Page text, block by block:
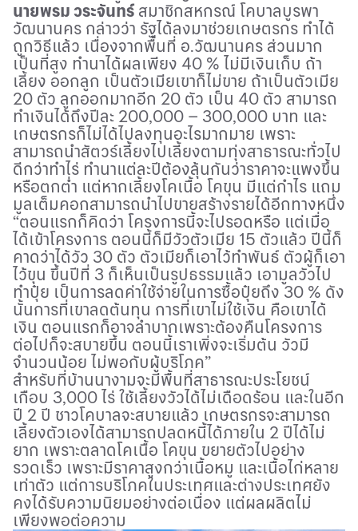
นายพรม วระจันทร์ สมาชิกสหกรณ์ โคบาลบูรพา
วัฒนานคร กล่าวว่า รัฐได้ลงมาช่วยเกษตรกร ทำได้
ถูกวิธีแล้ว เนื่องจากพื้นที่ อ.วัฒนานคร ส่วนมาก
เป็นที่สูง ทำนาได้ผลเพียง 40 % ไม่มีเงินเก็บ ถ้า
เลี้ยง ออกลูก เป็นตัวเมียเขาก็ไม่ขาย ถ้าเป็นตัวเมีย
20 ตัว ลูกออกมากอีก 20 ตัว เป็น 40 ตัว สามารถ
ทำเงินได้ถึงปีละ 200,000 – 300,000 บาท และ
เกษตรกรก็ไม่ได้ไปลงทุนอะไรมากมาย เพราะ
สามารถนำสัตวร์เลี้ยงไปเลี้ยงตามทุ่งสาธารณะทั่วไป
ดีกว่าทำไร่ ทำนาแต่ละปีต้องลุ้นกันว่าราคาจะแพงขึ้น
หรือตกต่ำ แต่หากเลี้ยงโคเนื้อ โคขุน มีแต่กำไร แถม
มูลเต็มคอกสามารถนำไปขายสร้างรายได้อีกทางหนึ่ง
“ตอนแรกก็คิดว่า โครงการนี้จะไปรอดหรือ แต่เมื่อ
ได้เข้าโครงการ ตอนนี้ก็มีวัวตัวเมีย 15 ตัวแล้ว ปีนี้ก็
คาดว่าได้วัว 30 ตัว ตัวเมียก็เอาไว้ทำพันธ์ ตัวผู้ก็เอา
ไว้ขุน ขึ้นปีที่ 3 ก็เห็นเป็นรูปธรรมแล้ว เอามูลวัวไป
ทำปุ๋ย เป็นการลดค่าใช้จ่ายในการซื้อปุ๋ยถึง 30 % ดัง
นั้นการที่เขาลดต้นทุน การที่เขาไม่ใช้เงิน คือเขาได้
เงิน ตอนแรกก็อาจลำบากเพราะต้องคืนโครงการ
ต่อไปก็จะสบายขึ้น ตอนนี้เราเพิ่งจะเริ่มต้น วัวมี
จำนวนน้อย ไม่พอกับผู้บริโภค”
สำหรับที่บ้านนางามจะมีพื้นที่สาธารณะประโยชน์
เกือบ 3,000 ไร่ ใช้เลี้ยงวัวได้ไม่เดือดร้อน และในอีก
ปี 2 ปี ชาวโคบาลจะสบายแล้ว เกษตรกรจะสามารถ
เลี้ยงตัวเองได้สามารถปลดหนี้ได้ภายใน 2 ปีได้ไม่
ยาก เพราะตลาดโคเนื้อ โคขุน ขยายตัวไปอย่าง
รวดเร็ว เพราะมีราคาสูงกว่าเนื้อหมู และเนื้อไก่หลาย
เท่าตัว แต่การบริโภคในประเทศและต่างประเทศยัง
คงได้รับความนิยมอย่างต่อเนื่อง แต่ผลผลิตไม่
เพียงพอต่อความ